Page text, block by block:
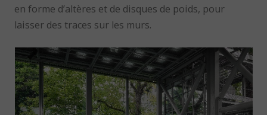
en forme d’altères et de disques de poids, pour
laisser des traces sur les murs.